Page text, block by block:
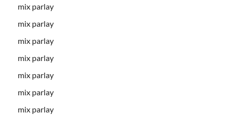
mix parlay
mix parlay
mix parlay
mix parlay
mix parlay
mix parlay
mix parlay